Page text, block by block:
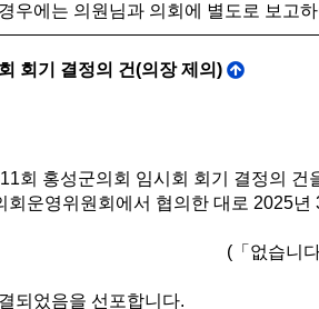
우에는 의원님과 의회에 별도로 보고
회기 결정의 건(의장 제의)
회 홍성군의회 임시회 회기 결정의 건
회운영위원회에서 협의한 대로 2025
(「없습니
되었음을 선포합니다.